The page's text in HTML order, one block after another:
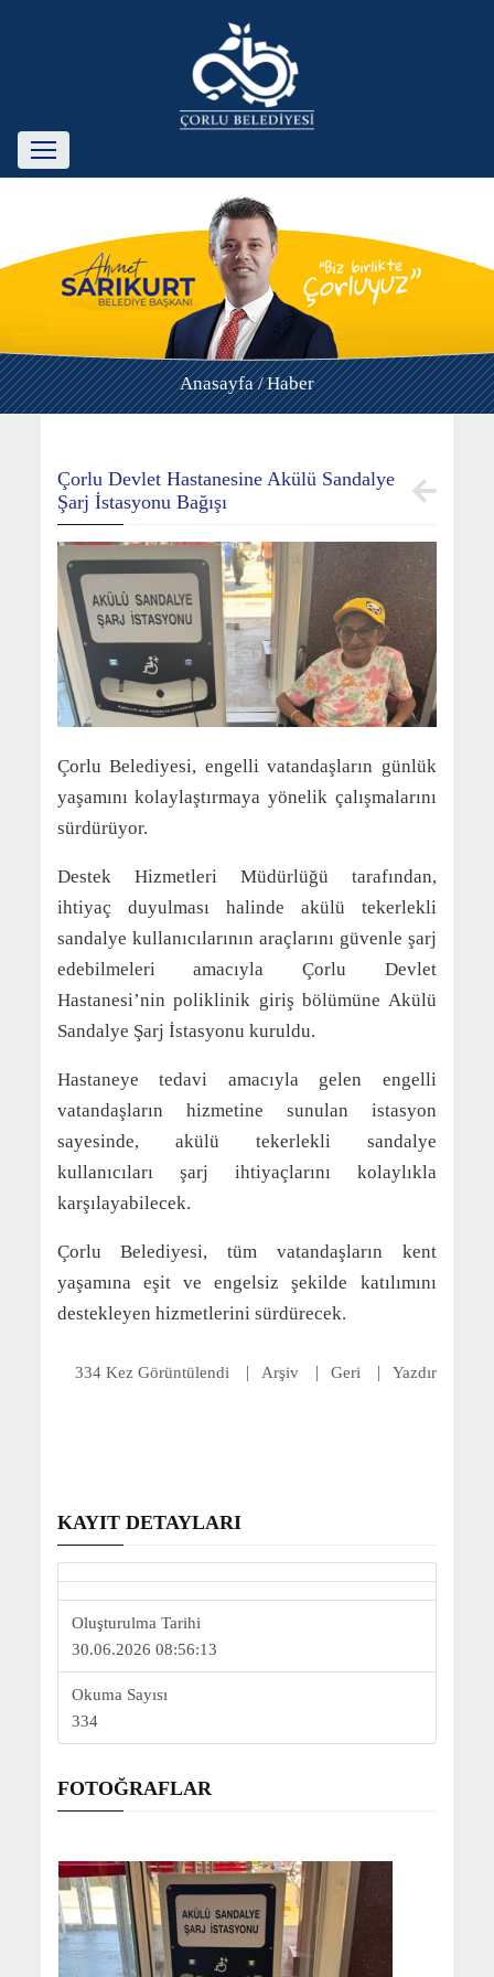
Anasayfa /Haber
Çorlu Devlet Hastanesine Akülü Sandalye
Şarj İstasyonu Bağışı
Çorlu Belediyesi, engelli vatandaşların günlük
yaşamını kolaylaştırmaya yönelik çalışmalarını
sürdürüyor.
Destek Hizmetleri Müdürlüğü tarafından,
ihtiyaç duyulması halinde akülü tekerlekli
sandalye kullanıcılarının araçlarını güvenle şarj
edebilmeleri amacıyla Çorlu Devlet
Hastanesi’nin poliklinik giriş bölümüne Akülü
Sandalye Şarj İstasyonu kuruldu.
Hastaneye tedavi amacıyla gelen engelli
vatandaşların hizmetine sunulan istasyon
sayesinde, akülü tekerlekli sandalye
kullanıcıları şarj ihtiyaçlarını kolaylıkla
karşılayabilecek.
Çorlu Belediyesi, tüm vatandaşların kent
yaşamına eşit ve engelsiz şekilde katılımını
destekleyen hizmetlerini sürdürecek.
334 Kez Görüntülendi Arşiv Geri Yazdır
KAYIT DETAYLARI
Oluşturulma Tarihi
30.06.2026 08:56:13
Okuma Sayısı
334
FOTOĞRAFLAR